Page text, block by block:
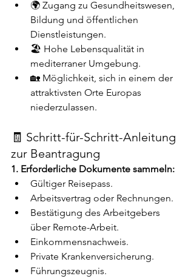
🌍 Zugang zu Gesundheitswesen,
Bildung und öffentlichen
Dienstleistungen.
🏖️ Hohe Lebensqualität in
mediterraner Umgebung.
🏡 Möglichkeit, sich in einem der
attraktivsten Orte Europas
niederzulassen.
🧾 Schritt-für-Schritt-Anleitung
zur Beantragung
1. Erforderliche Dokumente sammeln:
Gültiger Reisepass.
Arbeitsvertrag oder Rechnungen.
Bestätigung des Arbeitgebers
über Remote-Arbeit.
Einkommensnachweis.
Private Krankenversicherung.
Führungszeugnis.